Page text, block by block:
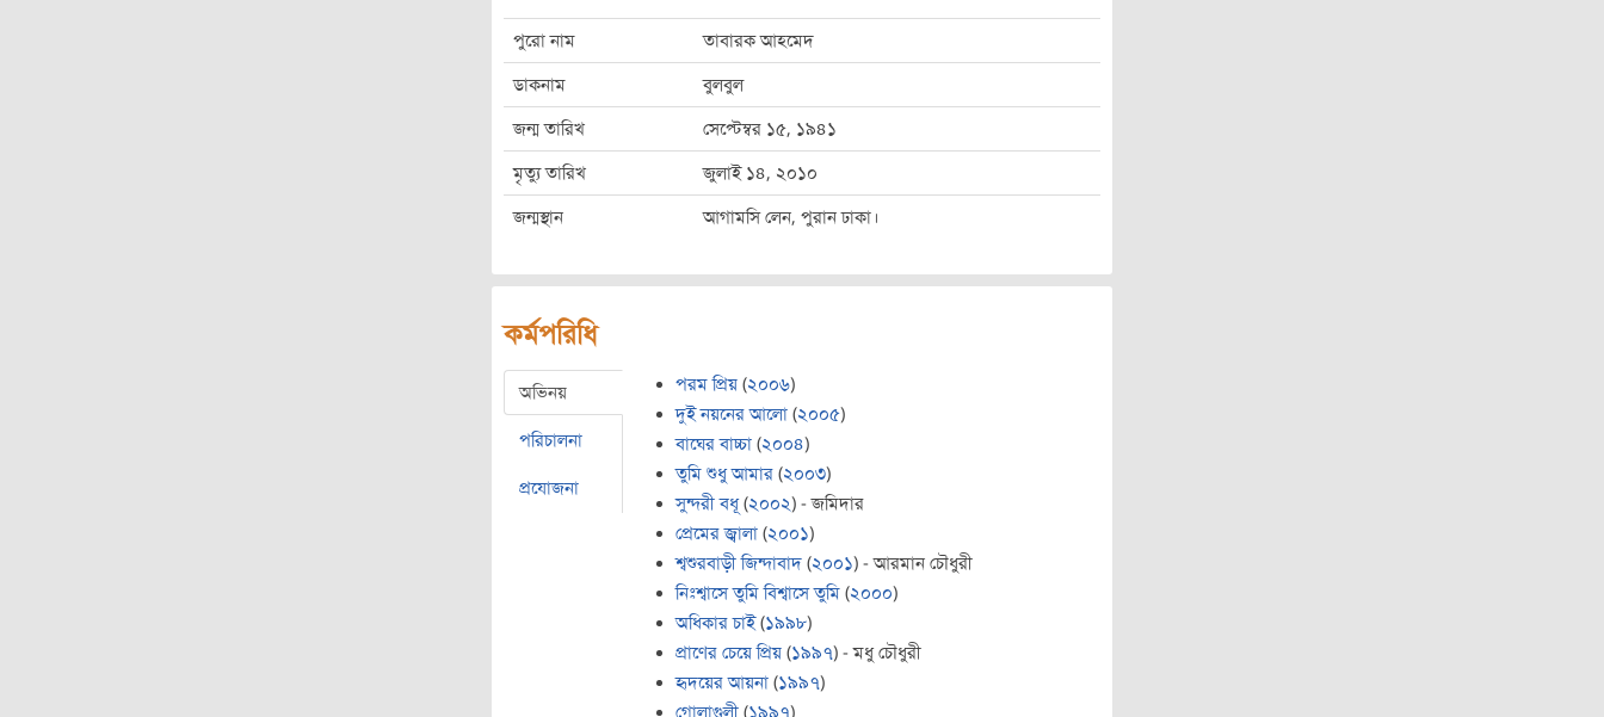
পুরো নাম তাবারক আহমেদ
ডাকনাম বুলবুল
জন্ম তারিখ সেপ্টেম্বর ১৫, ১৯৪১
মৃত্যু তারিখ জুলাই ১৪, ২০১০
জন্মস্থান আগামসি লেন, পুরান ঢাকা।
কর্মপরিধি
অভিনয়
পরিচালনা
প্রযোজনা
পরম প্রিয় (২০০৬)
দুই নয়নের আলো (২০০৫)
বাঘের বাচ্চা (২০০৪)
তুমি শুধু আমার (২০০৩)
সুন্দরী বধূ(২০০২) - জমিদার
প্রেমের জ্বালা (২০০১)
শ্বশুরবাড়ী জিন্দাবাদ (২০০১) - আরমান চৌধুরী
নিঃশ্বাসে তুমি বিশ্বাসে তুমি (২০০০)
অধিকার চাই(১৯৯৮)
প্রাণের চেয়ে প্রিয় (১৯৯৭) - মধু চৌধুরী
হৃদয়ের আয়না (১৯৯৭)
গোলাগুলী (১৯৯৭)